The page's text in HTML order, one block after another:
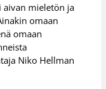
aivan mieletön ja
omaan
omaan
Niko Hellman